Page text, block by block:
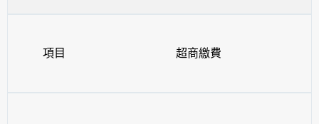
項目 超商繳費